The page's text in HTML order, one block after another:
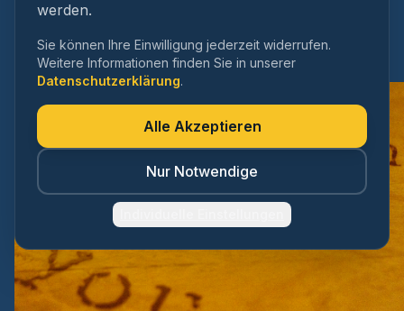
werden.
Sie können Ihre Einwilligung jederzeit widerrufen.
Weitere Informationen finden Sie in unserer
Datenschutzerklärung.
Alle Akzeptieren
Nur Notwendige
Impressum -
Rechtsanwalt Kai
Bartelt